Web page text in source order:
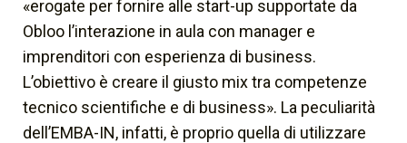
«erogate per fornire alle start-up supportate da
Obloo l’interazione in aula con manager e
imprenditori con esperienza di business.
L’obiettivo è creare il giusto mix tra competenze
tecnico scientifiche e di business». La peculiarità
dell’EMBA-IN, infatti, è proprio quella di utilizzare